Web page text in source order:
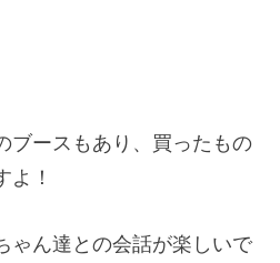
ブースもあり、買ったもの
よ！
ゃん達との会話が楽しいで